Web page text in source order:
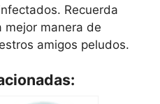
Recuerda
mejor manera de
amigos peludos.